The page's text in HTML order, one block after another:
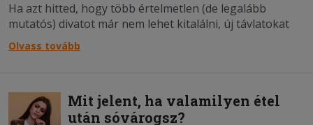
Ha azt hitted, hogy több értelmetlen (de legalább
mutatós) divatot már nem lehet kitalálni, új távlatokat
nyitunk ezzel a képgalériával.
Olvass tovább
Mit jelent, ha valamilyen étel
után sóvárogsz?